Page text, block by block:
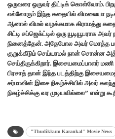
ஒருவரை ஒருவர் திட்டிக் கொள்வோம்.
எல்லோரும் இந்த கதையில் விமலையா
ஆனால் விமல் வழக்கமாக கிராமத்து
சிட்டி சப்ஜெக்ட்டில் ஒரு யூடியூபராக
நினைத்தேன். அதேபோல அவர் மொத்த
குறுக்கீடும் செய்யாமல் நான் சொன்ன
செய்திருக்கிறார். இசையமைப்பாளர்
பிரசாத் தான் இந்த படத்திற்கு
சர்மாவின் இசை நிகழ்ச்சியில் அவர்
நிகழ்ச்சிக்கு வர முடியவில்லை” என்று
"Thudikkum Karankal" Movie News